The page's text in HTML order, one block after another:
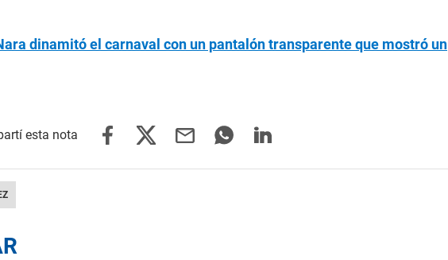
dinamitó el carnaval con un pantalón transparente que mostró un